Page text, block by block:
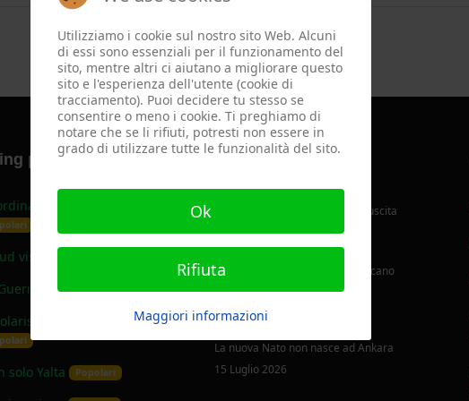
papers più scaricati
tra Forze di Polizia
visto dagli altri
Preventiva Popolari
Istruzioni per l'uso
solo Yalta Popolari
Il pianto di Abramo - prossima uscita
02 Agosto 2026
Ceuta: ovvero, il fronte nordafricano
02 Agosto 2026
La nuova Nato non nasce ad Ankara
15 Luglio 2026
Utilizziamo i cookie sul nostro sito Web. Alcuni
di essi sono essenziali per il funzionamento del
sito, mentre altri ci aiutano a migliorare questo
sito e l'esperienza dell'utente (cookie di
tracciamento). Puoi decidere tu stesso se
consentire o meno i cookie. Ti preghiamo di
notare che se li rifiuti, potresti non essere in
grado di utilizzare tutte le funzionalità del sito.
Ok
Rifiuta
Maggiori informazioni